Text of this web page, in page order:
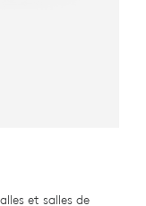
et salles de